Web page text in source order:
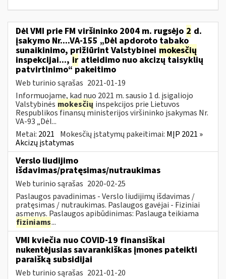
Dėl VMI prie FM viršininko 2004 m. rugsėjo 2 d.
įsakymo Nr....VA-155 „Dėl apdoroto tabako
sunaikinimo, prižiūrint Valstybinei mokesčių
inspekcijai..., ir atleidimo nuo akcizų taisyklių
patvirtinimo“ pakeitimo
Web turinio sąrašas 2021-01-19
Informuojame, kad nuo 2021 m. sausio 1 d. įsigaliojo
Valstybinės mokesčių inspekcijos prie Lietuvos
Respublikos finansų ministerijos viršininko įsakymas Nr.
VA-93 „Dėl...
Metai: 2021 Mokesčių įstatymų pakeitimai: MĮP 2021 »
Akcizų įstatymas
Verslo liudijimo
išdavimas/pratęsimas/nutraukimas
Web turinio sąrašas 2020-02-25
Paslaugos pavadinimas - Verslo liudijimų išdavimas /
pratęsimas / nutraukimas. Paslaugos gavėjai - Fiziniai
asmenys. Paslaugos apibūdinimas: Paslauga teikiama
fiziniams...
VMI kviečia nuo COVID-19 finansiškai
nukentėjusias savarankiškas įmones pateikti
paraišką subsidijai
Web turinio sąrašas 2021-01-20